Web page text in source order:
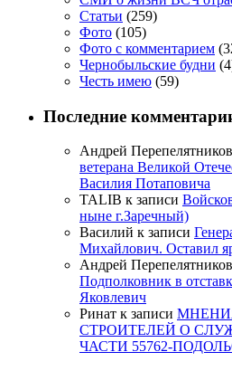
Статьи (259)
Фото (105)
Фото с комментарием
Чернобыльские будни
Честь имею (59)
Последние
Андрей Перепелятников
ветерана Великой
Василия Потаповича
TALIB к записи
ныне г.Заречный)
Василий к записи
Михайлович. Оставил
Андрей Перепелятников
Подполковник в
Яковлевич
Ринат к записи
СТРОИТЕЛЕЙ О
ЧАСТИ 55762-